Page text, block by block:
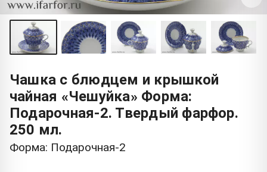
Чашка с блюдцем и крышкой
чайная «Чешуйка» Форма:
Подарочная-2. Твердый фарфор.
250 мл.
Форма: Подарочная-2